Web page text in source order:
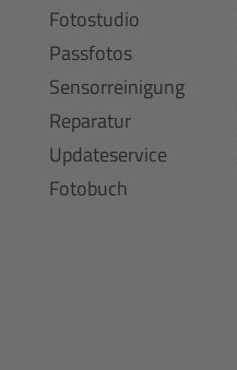
Fotostudio
Passfotos
Sensorreinigung
Reparatur
Updateservice
Fotobuch